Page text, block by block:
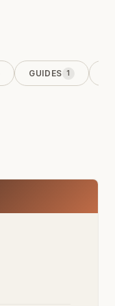
GUIDES 1